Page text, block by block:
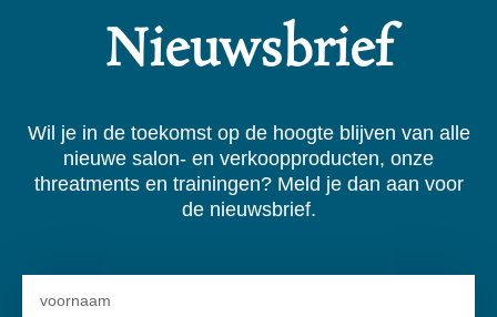
Nieuwsbrief
Wil je in de toekomst op de hoogte blijven van alle
nieuwe salon- en verkoopproducten, onze
threatments en trainingen? Meld je dan aan voor
de nieuwsbrief.